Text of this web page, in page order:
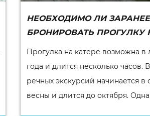
НЕОБХОДИМО ЛИ ЗАРАНЕЕ
БРОНИРОВАТЬ ПРОГУЛКУ
Прогулка на катере возможна
года и длится несколько часов.
речных экскурсий начинается в
весны и длится до октября.